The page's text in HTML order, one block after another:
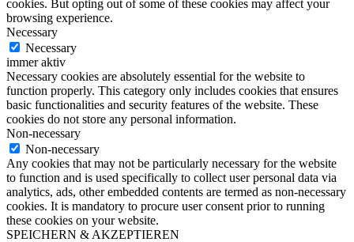
cookies. But opting out of some of these cookies may affect your
browsing experience.
Necessary
Necessary
immer aktiv
Necessary cookies are absolutely essential for the website to
function properly. This category only includes cookies that ensures
basic functionalities and security features of the website. These
cookies do not store any personal information.
Non-necessary
Non-necessary
Any cookies that may not be particularly necessary for the website
to function and is used specifically to collect user personal data via
analytics, ads, other embedded contents are termed as non-necessary
cookies. It is mandatory to procure user consent prior to running
these cookies on your website.
SPEICHERN & AKZEPTIEREN